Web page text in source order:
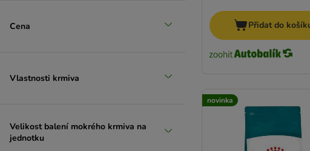
Cena
Vlastnosti krmiva
Velikost balení mokrého krmiva na
jednotku
Přidat do
novinka